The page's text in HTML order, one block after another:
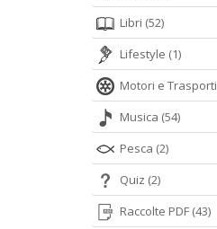
Libri (52)
Lifestyle (1)
Motori e Trasporti
Musica (54)
Pesca (2)
Quiz (2)
Raccolte PDF (43)